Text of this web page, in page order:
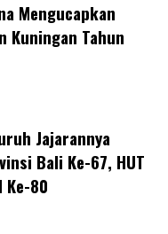
Mengucapkan
Kuningan Tahun
Jajarannya
Bali Ke-67, HUT
Ke-80